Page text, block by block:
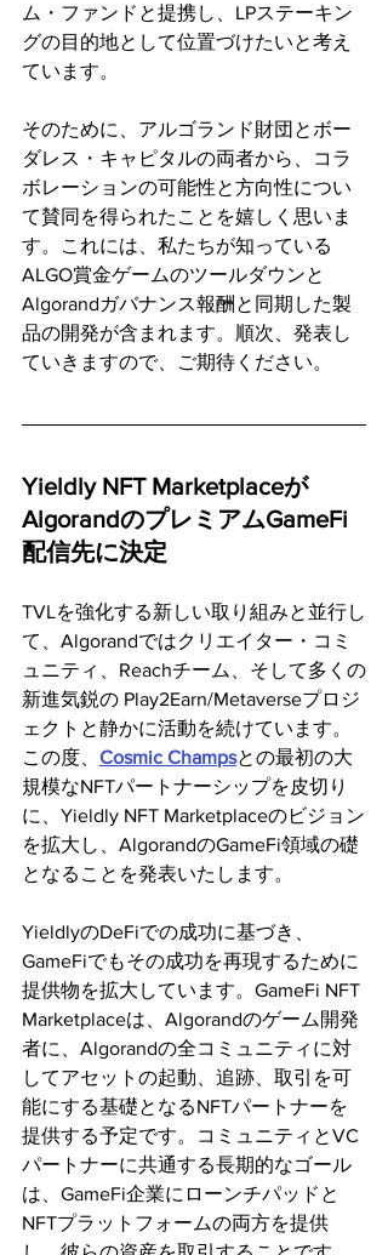
ム・ファンドと提携し、LPステーキン
グの目的地として位置づけたいと考え
ています。
そのために、アルゴランド財団とボー
ダレス・キャピタルの両者から、コラ
ボレーションの可能性と方向性につい
て賛同を得られたことを嬉しく思いま
す。これには、私たちが知っている
ALGO賞金ゲームのツールダウンと
Algorandガバナンス報酬と同期した製
品の開発が含まれます。順次、発表し
ていきますので、ご期待ください。
Yieldly NFT Marketplaceが
AlgorandのプレミアムGameFi
配信先に決定
TVLを強化する新しい取り組みと並行し
て、Algorandではクリエイター・コミ
ュニティ、Reachチーム、そして多くの
新進気鋭の Play2Earn/Metaverseプロジ
ェクトと静かに活動を続けています。
この度、 Cosmic Champsとの最初の大
規模なNFTパートナーシップを皮切り
に、Yieldly NFT Marketplaceのビジョン
を拡大し、AlgorandのGameFi領域の礎
となることを発表いたします。
YieldlyのDeFiでの成功に基づき、
GameFiでもその成功を再現するために
提供物を拡大しています。GameFi NFT
Marketplaceは、Algorandのゲーム開発
者に、Algorandの全コミュニティに対
してアセットの起動、追跡、取引を可
能にする基礎となるNFTパートナーを
提供する予定です。コミュニティとVC
パートナーに共通する長期的なゴール
は、GameFi企業にローンチパッドと
NFTプラットフォームの両方を提供